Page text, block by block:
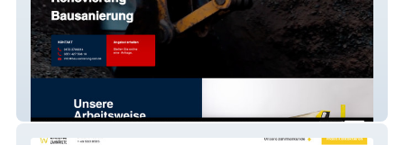
Bau-Sanierung Keil